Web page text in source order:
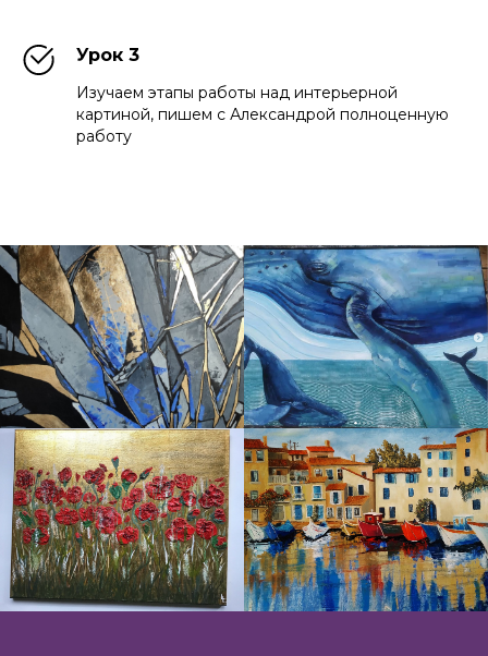
Урок 3
Изучаем этапы работы над интерьерной
картиной, пишем с Александрой полноценную
работу